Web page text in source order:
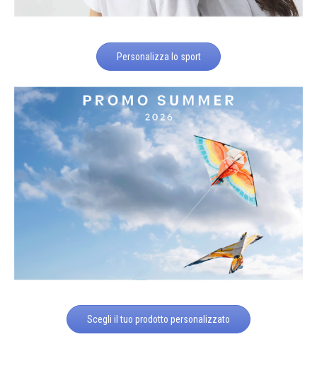
Personalizza lo sport
Scegli il tuo prodotto personalizzato